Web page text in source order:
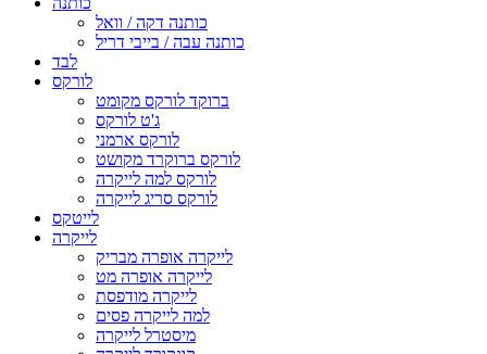
כותנה דקה / וואל
כותנה עבה / בייבי דריל
לבד
לורקס
ברוקד לורקס מקומט
ג'ט לורקס
לורקס ארמני
לורקס ברוקרד מקושט
לורקס למה לייקרה
לורקס סריג לייקרה
לייטקס
לייקרה
לייקרה אופרה מבריק
לייקרה אופרה מט
לייקרה מודפסת
למה לייקרה פסים
מיסטרל לייקרה